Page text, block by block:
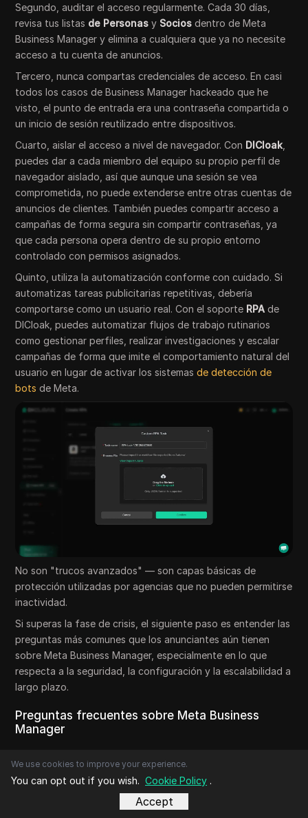
Segundo, auditar el acceso regularmente. Cada 30 días,
revisa tus listas de Personas y Socios dentro de Meta
Business Manager y elimina a cualquiera que ya no necesite
acceso a tu cuenta de anuncios.
Tercero, nunca compartas credenciales de acceso. En casi
todos los casos de Business Manager hackeado que he
visto, el punto de entrada era una contraseña compartida o
un inicio de sesión reutilizado entre dispositivos.
Cuarto, aislar el acceso a nivel de navegador. Con DICloak
puedes dar a cada miembro del equipo su propio perfil de
navegador aislado, así que aunque una sesión se vea
comprometida, no puede extenderse entre otras cuentas de
anuncios de clientes. También puedes compartir acceso a
campañas de forma segura sin compartir contraseñas, ya
que cada persona opera dentro de su propio entorno
controlado con permisos asignados.
Quinto, utiliza la automatización conforme con cuidado. Si
automatizas tareas publicitarias repetitivas, debería
comportarse como un usuario real. Con el soporte RPA de
DICloak, puedes automatizar flujos de trabajo rutinarios
como gestionar perfiles, realizar investigaciones y escalar
campañas de forma que imite el comportamiento natural del
usuario en lugar de activar los sistemasde detección de
bots de Meta.
No son "trucos avanzados" — son capas básicas de
protección utilizadas por agencias que no pueden permitirse
inactividad.
Si superas la fase de crisis, el siguiente paso es entender las
preguntas más comunes que los anunciantes aún tienen
sobre Meta Business Manager, especialmente en lo que
respecta a la seguridad, la configuración y la escalabilidad a
largo plazo.
Preguntas frecuentes sobre Meta Business
Manager
Meta Business Manager se utiliza para organizar y controlar
tus páginas de Facebook, cuentas de anuncios, píxeles y el
acceso al equipo en un solo lugar. Ayuda a las empresas a
We use cookies to improve your experience.
You can opt out if you wish. Cookie Policy .
Accept